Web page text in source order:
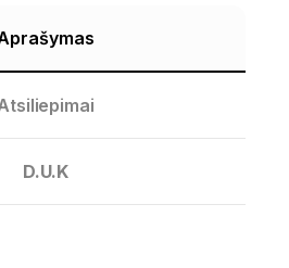
D.U.K